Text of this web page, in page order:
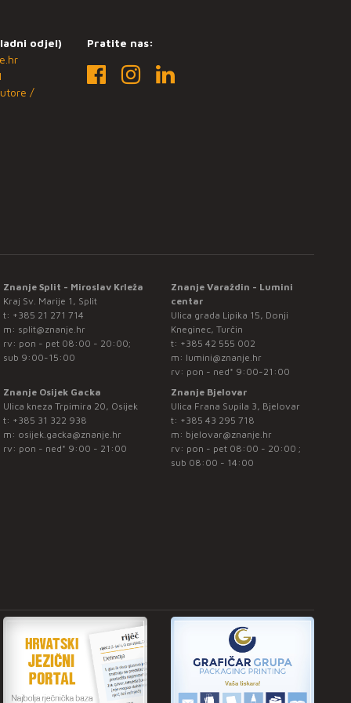
odjel)
/
Pratite nas:
Znanje Split - Miroslav Krleža
Kraj Sv. Marije 1, Split
t: +385 21 271 714
m: split@znanje.hr
rv: pon - pet 08:00 - 20:00;
sub 9:00-15:00
Znanje Varaždin - Lumini
centar
Ulica grada Lipika 15, Donji
Kneginec, Turčin
t: +385 42 555 002
m: lumini@znanje.hr
rv: pon - ned* 9:00-21:00
Znanje Osijek Gacka
Ulica kneza Trpimira 20, Osijek
t: +385 31 322 938
m: osijek.gacka@znanje.hr
rv: pon - ned* 9:00 - 21:00
Znanje Bjelovar
Ulica Frana Supila 3, Bjelovar
t: +385 43 295 718
m: bjelovar@znanje.hr
rv: pon - pet 08:00 - 20:00 ;
sub 08:00 - 14:00